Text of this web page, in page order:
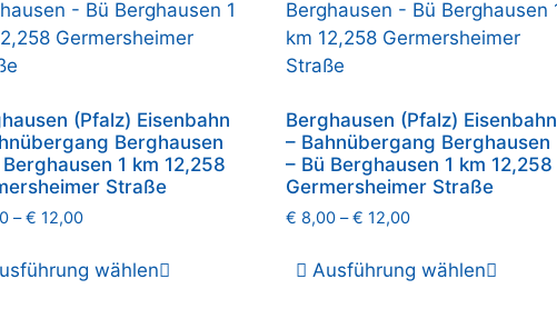
(Pfalz) Eisenbahn
Berghausen
Berghausen 1 km 12,258
Straße
–€ 12,00
wählen
Berghausen (Pfalz) Eisenbahn
– Bahnübergang Berghausen
– Bü Berghausen 1 km 12,258
Germersheimer Straße
€ 8,00 –€ 12,00
Ausführung wählen